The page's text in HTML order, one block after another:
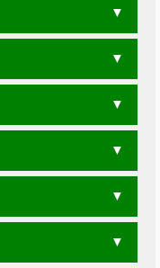
RINK